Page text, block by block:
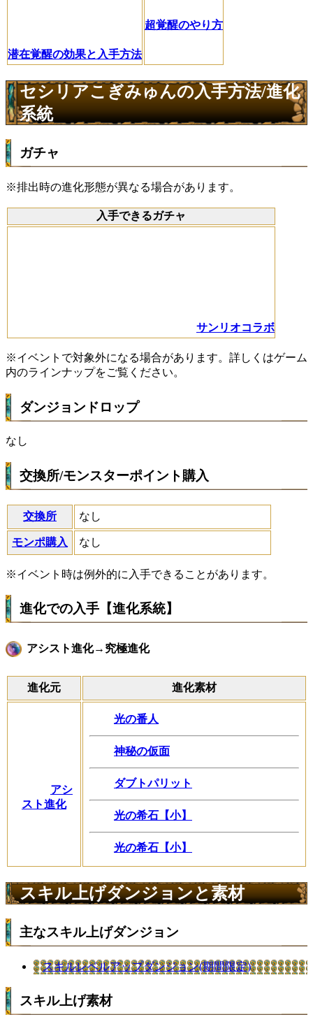
潜在覚醒の効果と入手方法
超覚醒のやり方
セシリアこぎみゅんの入手方法/進化
系統
ガチャ
※排出時の進化形態が異なる場合があります。
入手できるガチャ
サンリオコラボ
※イベントで対象外になる場合があります。詳しくはゲーム
内のラインナップをご覧ください。
ダンジョンドロップ
なし
交換所/モンスターポイント購入
交換所 なし
モンポ購入 なし
※イベント時は例外的に入手できることがあります。
進化での入手【進化系統】
アシスト進化→究極進化
進化元 進化素材
アシ
スト進化
光の番人
神秘の仮面
ダブトパリット
光の希石【小】
光の希石【小】
スキル上げダンジョンと素材
主なスキル上げダンジョン
スキルレベルアップダンジョン(期間限定)
スキル上げ素材